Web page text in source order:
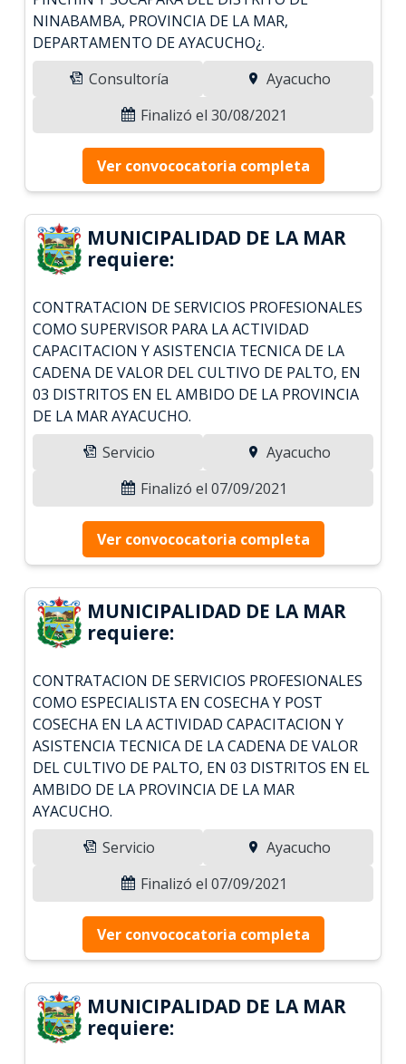
NINABAMBA, PROVINCIA DE LA MAR,
DEPARTAMENTO DE AYACUCHO¿.
Consultoría
Ayacucho
Finalizó el 30/08/2021
Ver convococatoria completa
MUNICIPALIDAD DE LA MAR
requiere:
CONTRATACION DE SERVICIOS PROFESIONALES
COMO SUPERVISOR PARA LA ACTIVIDAD
CAPACITACION Y ASISTENCIA TECNICA DE LA
CADENA DE VALOR DEL CULTIVO DE PALTO, EN
03 DISTRITOS EN EL AMBIDO DE LA PROVINCIA
DE LA MAR AYACUCHO.
Servicio
Ayacucho
Finalizó el 07/09/2021
Ver convococatoria completa
MUNICIPALIDAD DE LA MAR
requiere:
CONTRATACION DE SERVICIOS PROFESIONALES
COMO ESPECIALISTA EN COSECHA Y POST
COSECHA EN LA ACTIVIDAD CAPACITACION Y
ASISTENCIA TECNICA DE LA CADENA DE VALOR
DEL CULTIVO DE PALTO, EN 03 DISTRITOS EN EL
AMBIDO DE LA PROVINCIA DE LA MAR
AYACUCHO.
Servicio
Ayacucho
Finalizó el 07/09/2021
Ver convococatoria completa
MUNICIPALIDAD DE LA MAR
requiere: